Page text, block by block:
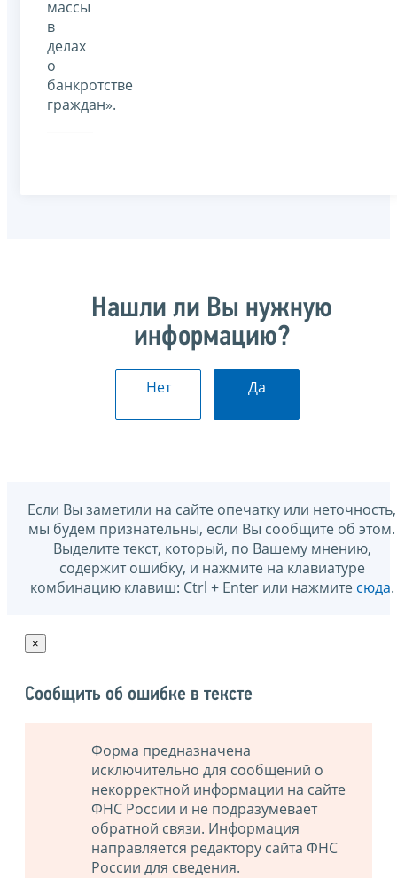
массы
в
делах
о
банкротстве
граждан».
Нашли ли Вы нужную
информацию?
Нет Да
Если Вы заметили на сайте опечатку или неточность,
мы будем признательны, если Вы сообщите об этом.
Выделите текст, который, по Вашему мнению,
содержит ошибку, и нажмите на клавиатуре
комбинацию клавиш: Ctrl + Enter или нажмите сюда.
×
Сообщить об ошибке в тексте
Форма предназначена
исключительно для сообщений о
некорректной информации на сайте
ФНС России и не подразумевает
обратной связи. Информация
направляется редактору сайта ФНС
России для сведения.